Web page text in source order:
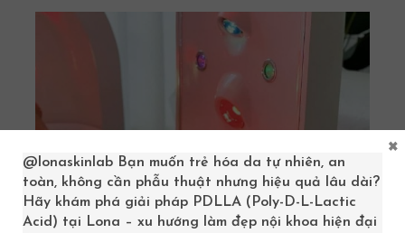
@lonaskinlab Bạn muốn trẻ hóa da tự nhiên, an
toàn, không cần phẫu thuật nhưng hiệu quả lâu dài?
Hãy khám phá giải pháp PDLLA (Poly-D-L-Lactic
Acid) tại Lona – xu hướng làm đẹp nội khoa hiện đại
×